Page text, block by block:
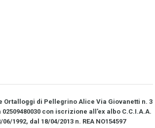
Ortalloggi di Pellegrino Alice Via Giovanetti n. 3
02509480030 con iscrizione all’ex albo C.C.I.A.A.
06/1992, dal 18/04/2013 n. REA NO­154597